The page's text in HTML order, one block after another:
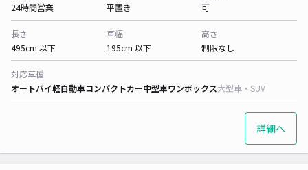
24時間営業
平置き
可
長さ
495cm 以下
車幅
195cm 以下
高さ
制限なし
対応車種
オートバイ軽自動車コンパクトカー中型車ワンボックス大型車・SUV
詳細へ